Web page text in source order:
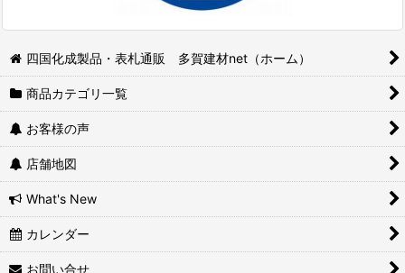
四国化成製品・表札通販 多賀建材net（ホーム）
商品カテゴリ一覧
お客様の声
店舗地図
What's New
カレンダー
お問い合せ